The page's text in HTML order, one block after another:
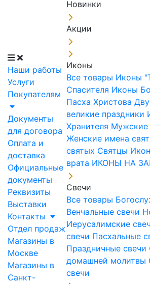
Наши работы
Услуги
Покупателям
Документы
для договора
Оплата и
доставка
Официальные
документы
Реквизиты
Выставки
Контакты
Отдел продаж
Магазины в
Москве
Магазины в
Санкт-
Новинки
Акции
Иконы
Все товары Иконы
Спасителя Иконы
Пасха Христова
великие праздники
Хранителя Мужские
Женские имена
святых Святцы
врата ИКОНЫ НА
Свечи
Все товары
Венчальные свечи
Иерусалимские
свечи Пасхальные
Праздничные свечи
домашней молитвы
свечи